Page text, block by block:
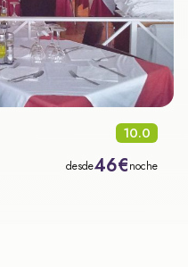
10.0
desde46€noche